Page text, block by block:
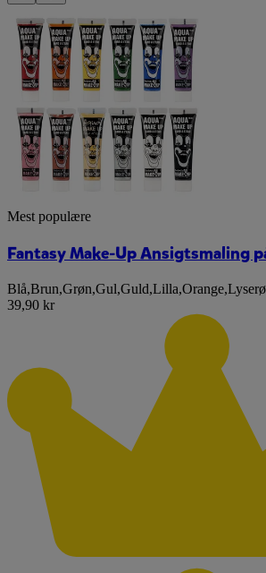
Mest populære
Fantasy Make-Up Ansigtsmaling
Blå,Brun,Grøn,Gul,Guld,Lilla,Orange,
39,90 kr